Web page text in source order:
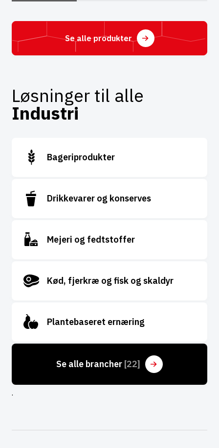
Se alle produkter
Løsninger til alle
Industri
Bageriprodukter
Drikkevarer og konserves
Mejeri og fedtstoffer
Kød, fjerkræ og fisk og skaldyr
Plantebaseret ernæring
Se alle brancher [22]
.